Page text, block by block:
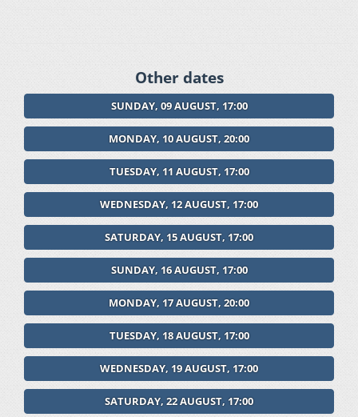
Other dates
SUNDAY, 09 AUGUST, 17:00
MONDAY, 10 AUGUST, 20:00
TUESDAY, 11 AUGUST, 17:00
WEDNESDAY, 12 AUGUST, 17:00
SATURDAY, 15 AUGUST, 17:00
SUNDAY, 16 AUGUST, 17:00
MONDAY, 17 AUGUST, 20:00
TUESDAY, 18 AUGUST, 17:00
WEDNESDAY, 19 AUGUST, 17:00
SATURDAY, 22 AUGUST, 17:00